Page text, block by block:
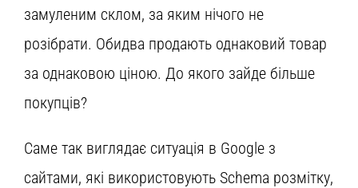
замуленим склом, за яким нічого не
розібрати. Обидва продають однаковий товар
за однаковою ціною. До якого зайде більше
покупців?
Саме так виглядає ситуація в Google з
сайтами, які використовують Schema розмітку,